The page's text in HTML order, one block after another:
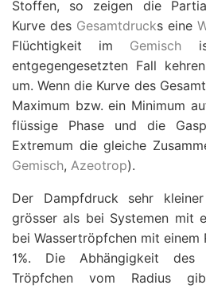
Stoffen, so zeigen die
Kurve des Gesamtdrucks eine
Flüchtigkeit im Gemisch
entgegengesetzten Fall
um. Wenn die Kurve des
Maximum bzw. ein Minimum
flüssige Phase und die
Extremum die gleiche
Gemisch, Azeotrop).
Der Dampfdruck sehr
grösser als bei Systemen mit
bei Wassertröpfchen mit einem
1%. Die Abhängigkeit des
Tröpfchen vom Radius